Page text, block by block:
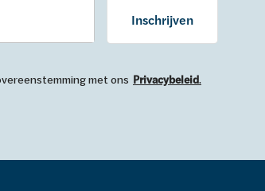
Inschrijven
met ons Privacybeleid.